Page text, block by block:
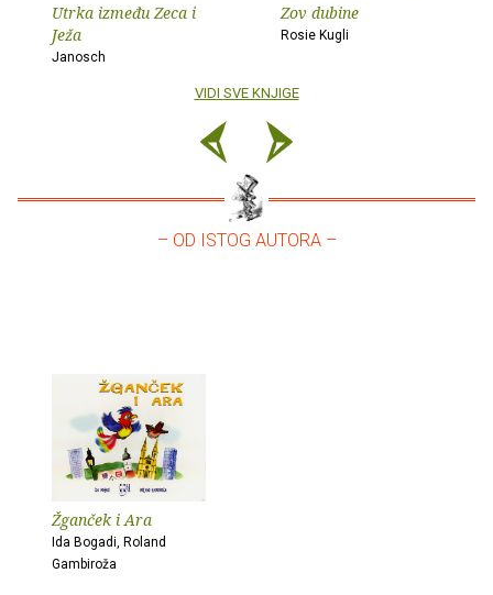
Utrka između Zeca i
Ježa
Janosch
Zov dubine
Rosie Kugli
VIDI SVE KNJIGE
– OD ISTOG AUTORA –
Žganček i Ara
Ida Bogadi, Roland
Gambiroža